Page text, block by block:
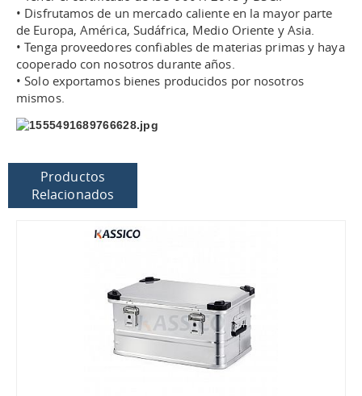
• Disfrutamos de un mercado caliente en la mayor parte
de Europa, América, Sudáfrica, Medio Oriente y Asia.
• Tenga proveedores confiables de materias primas y haya
cooperado con nosotros durante años.
• Solo exportamos bienes producidos por nosotros
mismos.
Productos
Relacionados